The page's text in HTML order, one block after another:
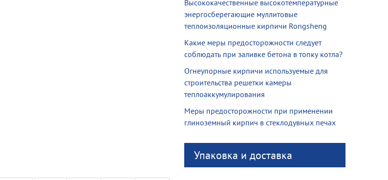
Высококачественные высокотемпературные
энергосберегающие муллитовые
теплоизоляционные кирпичи Rongsheng
Какие меры предосторожности следует
соблюдать при заливке бетона в топку котла?
Огнеупорные кирпичи используемые для
строительства решетки камеры
теплоаккумулирования
Меры предосторожности при применении
глиноземный кирпич в стеклодувных печах
Упаковка и доставка